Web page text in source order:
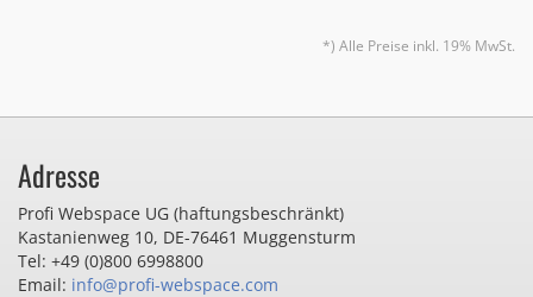
*) Alle Preise inkl. 19% MwSt.
Adresse
Profi Webspace UG (haftungsbeschränkt)
Kastanienweg 10, DE-76461 Muggensturm
Tel: +49 (0)800 6998800
Email: info@profi-webspace.com